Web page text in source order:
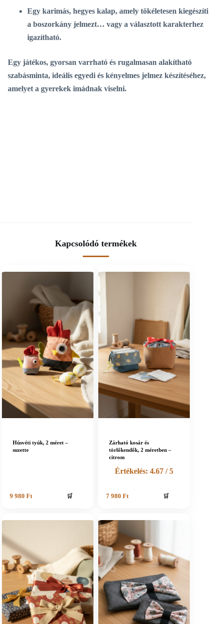
Egy karimás, hegyes kalap, amely tökéletesen kiegészíti
a boszorkány jelmezt… vagy a választott karakterhez
igazítható.
Egy játékos, gyorsan varrható és rugalmasan alakítható
szabásminta, ideális egyedi és kényelmes jelmez készítéséhez,
amelyet a gyerekek imádnak viselni.
Kapcsolódó termékek
Húsvéti tyúk, 2 méret –
suzette
9 980Ft 🛒
Zárható kosár és
törlőkendők, 2 méretben –
citrom
Értékelés:4.67 / 5
7 980Ft 🛒